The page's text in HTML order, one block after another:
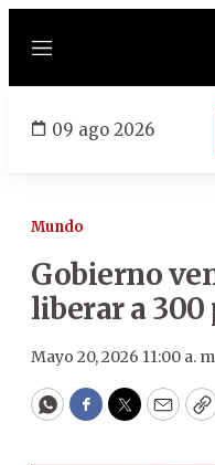
Menú
09 ago 2026
Mundo
Gobierno
liberar a
Mayo 20, 2026 11:00 a.
WhatsApp
Facebook
Twitter